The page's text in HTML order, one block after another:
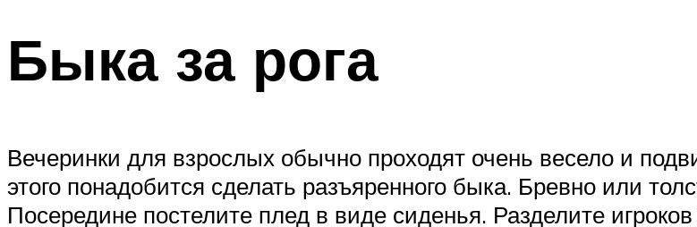
Быка за рога
Вечеринки для взрослых обычно проходят очень весело и
этого понадобится сделать разъяренного быка. Бревно или
Посередине постелите плед в виде сиденья. Разделите